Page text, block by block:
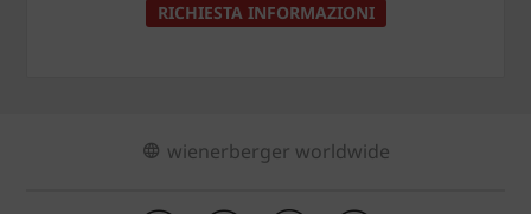
RICHIESTA INFORMAZIONI
wienerberger worldwide